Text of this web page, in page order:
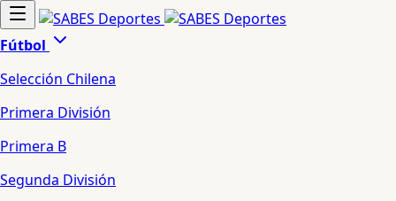
Fútbol
Selección Chilena
Primera División
Primera B
Segunda División